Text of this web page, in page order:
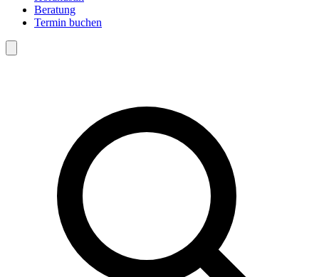
Beratung
Termin buchen